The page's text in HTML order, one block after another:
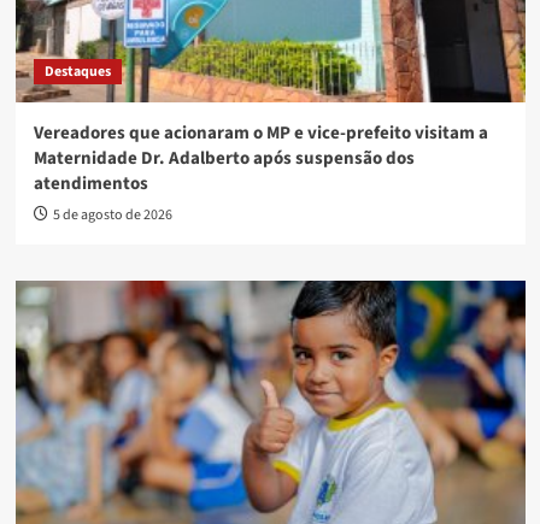
Destaques
Vereadores que acionaram o MP e vice-prefeito visitam a
Maternidade Dr. Adalberto após suspensão dos
atendimentos
5 de agosto de 2026